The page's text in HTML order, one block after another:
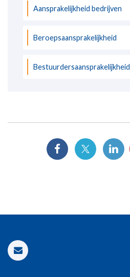
Aansprakelijkheid bedrijven
Beroepsaansprakelijkheid
Bestuurdersaansprakelijkheid